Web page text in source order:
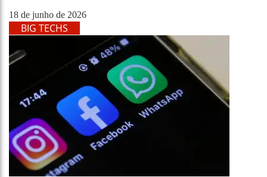
18 de junho de 2026
BIG TECHS